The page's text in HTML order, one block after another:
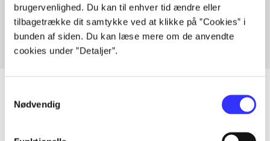
brugervenlighed. Du kan til enhver tid ændre eller
tilbagetrække dit samtykke ved at klikke på ”Cookies” i
bunden af siden. Du kan læse mere om de anvendte
cookies under ”Detaljer”.
Nødvendig
Fra